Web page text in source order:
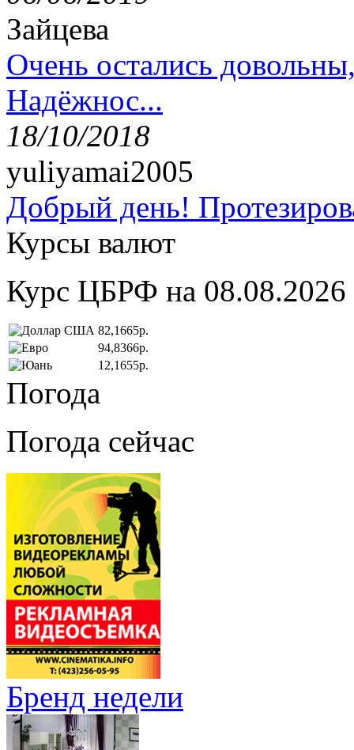
Зайцева
Очень остались
Надёжнос...
18/10/2018
yuliyamai2005
Добрый день!
Курсы валют
Курс ЦБРФ на 08.08.2026
82,1665р.
94,8366р.
12,1655р.
Погода
Погода сейчас
Бренд недели